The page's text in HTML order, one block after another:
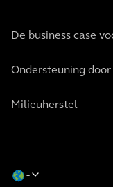
De business case
Ondersteuning
Milieuherstel